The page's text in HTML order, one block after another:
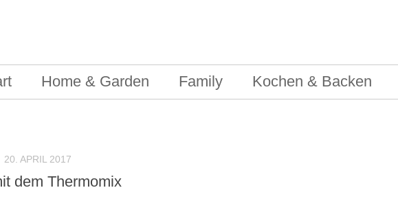
Home & Garden Family Kochen & Backen
20. APRIL 2017
dem Thermomix